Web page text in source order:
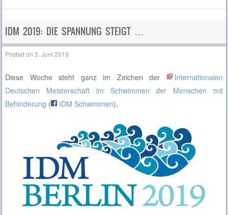
IDM 2019: DIE SPANNUNG STEIGT …
Posted on3. Juni 2019
Diese Woche steht ganz im Zeichen der
Internationalen
Deutschen Meisterschaft im Schwimmen der Menschen mit
Behinderung ( IDM Schwimmen).